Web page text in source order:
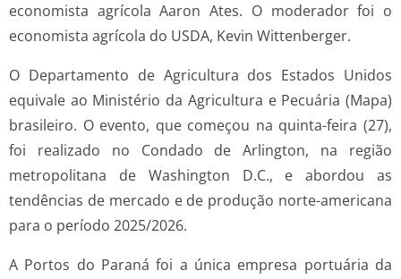
economista agrícola Aaron Ates. O moderador foi o
economista agrícola do USDA, Kevin Wittenberger.
O Departamento de Agricultura dos Estados Unidos
equivale ao Ministério da Agricultura e Pecuária (Mapa)
brasileiro. O evento, que começou na quinta-feira (27),
foi realizado no Condado de Arlington, na região
metropolitana de Washington D.C., e abordou as
tendências de mercado e de produção norte-americana
para o período 2025/2026.
A Portos do Paraná foi a única empresa portuária da